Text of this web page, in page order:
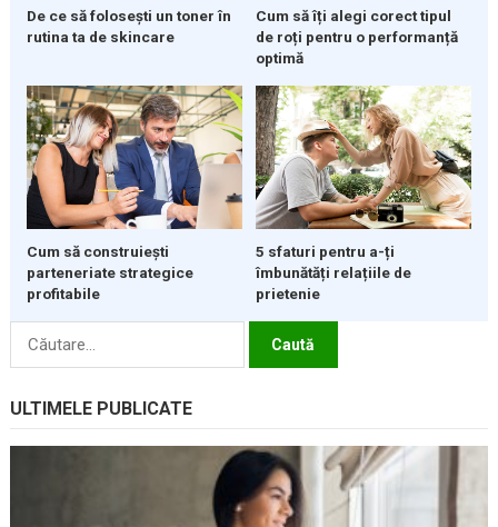
De ce să folosești un toner în
rutina ta de skincare
Cum să îți alegi corect tipul
de roți pentru o performanță
optimă
Cum să construiești
parteneriate strategice
profitabile
5 sfaturi pentru a-ți
îmbunătăți relațiile de
prietenie
Caută
ULTIMELE PUBLICATE